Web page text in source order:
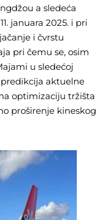
a sledeća
januara 2025. i pri
i čvrstu
pri čemu se, osim
u sledećoj
aktuelne
optimizaciju tržišta
proširenje kineskog